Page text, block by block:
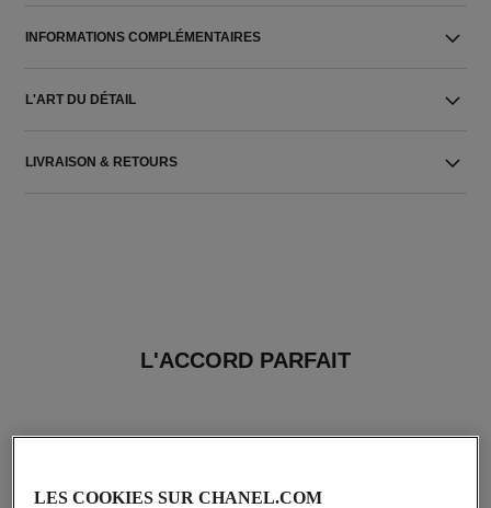
INFORMATIONS COMPLÉMENTAIRES
L'ART DU DÉTAIL
LIVRAISON & RETOURS
L'ACCORD PARFAIT
LES COOKIES SUR CHANEL.COM